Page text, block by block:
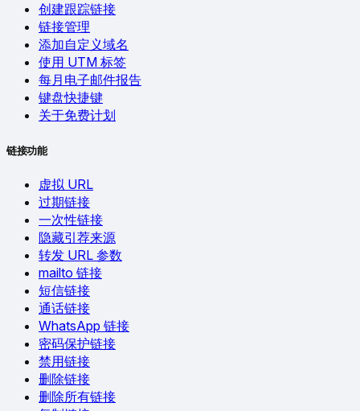
创建跟踪链接
链接管理
添加自定义域名
使用 UTM 标签
每月电子邮件报告
键盘快捷键
关于免费计划
链接功能
虚拟 URL
过期链接
一次性链接
隐藏引荐来源
转发 URL 参数
mailto 链接
短信链接
通话链接
WhatsApp 链接
密码保护链接
禁用链接
删除链接
删除所有链接